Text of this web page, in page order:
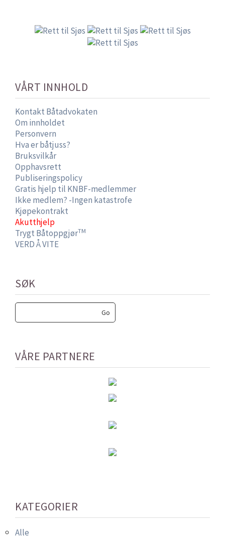
VÅRT INNHOLD
Kontakt Båtadvokaten
Om innholdet
Personvern
Hva er båtjuss?
Bruksvilkår
Opphavsrett
Publiseringspolicy
Gratis hjelp til KNBF-medlemmer
Ikke medlem? -Ingen katastrofe
Kjøpekontrakt
Akutthjelp
Trygt BåtoppgjørTM
VERD Å VITE
SØK
VÅRE PARTNERE
KATEGORIER
Alle